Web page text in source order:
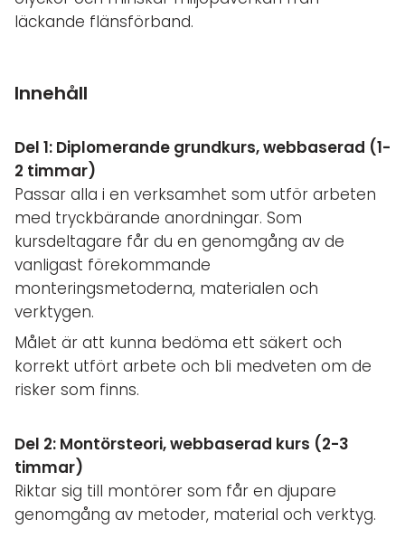
läckande flänsförband.
Innehåll
Del 1: Diplomerande grundkurs, webbaserad (1-
2 timmar)
Passar alla i en verksamhet som utför arbeten
med tryckbärande anordningar. Som
kursdeltagare får du en genomgång av de
vanligast förekommande
monteringsmetoderna, materialen och
verktygen.
Målet är att kunna bedöma ett säkert och
korrekt utfört arbete och bli medveten om de
risker som finns.
Del 2: Montörsteori, webbaserad kurs (2-3
timmar)
Riktar sig till montörer som får en djupare
genomgång av metoder, material och verktyg.